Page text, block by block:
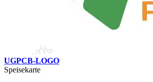
UGPCB-LOGO
Speisekarte